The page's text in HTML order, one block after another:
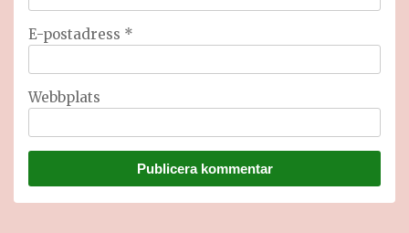
E-postadress *
Webbplats